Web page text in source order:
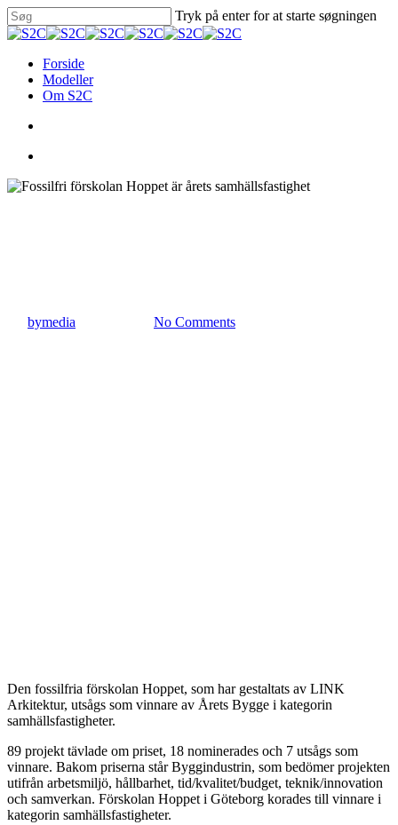
Skip
to
content
Tryk på enter for at starte søgningen
Close
search
Menu
Forside
Modeller
Om S2C
bymedia No Comments
Den fossilfria förskolan Hoppet, som har gestaltats av LINK
Arkitektur, utsågs som vinnare av Årets Bygge i kategorin
samhällsfastigheter.
89 projekt tävlade om priset, 18 nominerades och 7 utsågs som
vinnare. Bakom priserna står Byggindustrin, som bedömer projekten
utifrån arbetsmiljö, hållbarhet, tid/kvalitet/budget, teknik/innovation
och samverkan. Förskolan Hoppet i Göteborg korades till vinnare i
kategorin samhällsfastigheter.